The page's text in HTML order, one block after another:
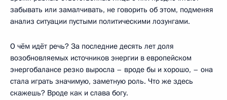
забывать или замалчивать, не говорить об этом, подменяя
анализ ситуации пустыми политическими лозунгами.
О чём идёт речь? За последние десять лет доля
возобновляемых источников энергии в европейском
энергобалансе резко выросла – вроде бы и хорошо, – она
стала играть значимую, заметную роль. Что же здесь
скажешь? Вроде как и слава богу.